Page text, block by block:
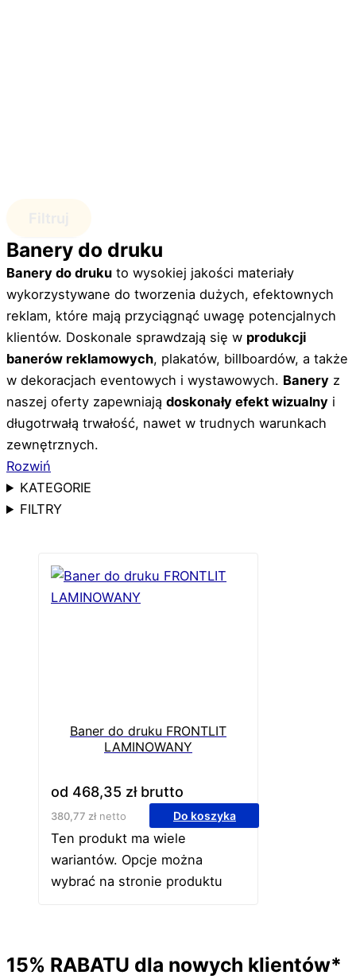
Banery do druku
Banery do druku to wysokiej jakości materiały
wykorzystywane do tworzenia dużych, efektownych
reklam, które mają przyciągnąć uwagę potencjalnych
klientów. Doskonale sprawdzają się w produkcji
banerów reklamowych, plakatów, billboardów, a także
w dekoracjach eventowych i wystawowych. Banery z
naszej oferty zapewniają doskonały efekt wizualny i
długotrwałą trwałość, nawet w trudnych warunkach
zewnętrznych.
Rozwiń
KATEGORIE
FILTRY
Baner do druku FRONTLIT
LAMINOWANY
od 468,35 złbrutto
380,77 złnetto Do koszyka
Ten produkt ma wiele
wariantów. Opcje można
wybrać na stronie produktu
15% RABATU dla nowych klientów*